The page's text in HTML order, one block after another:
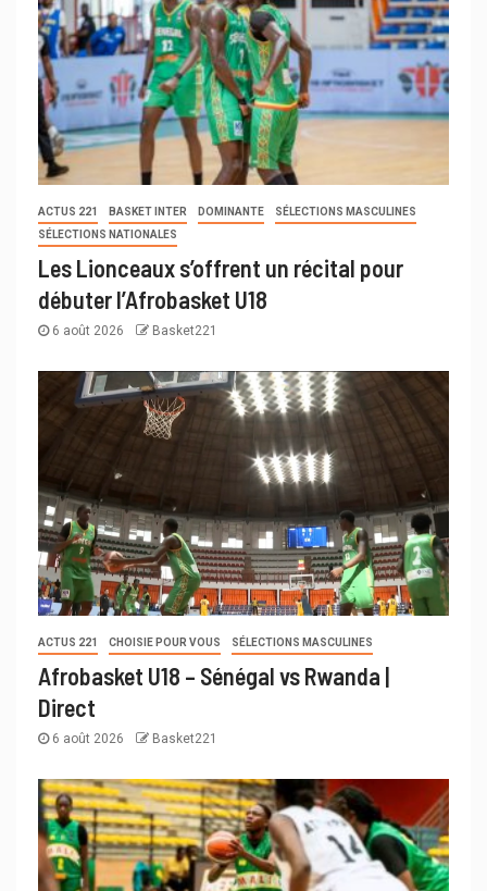
ACTUS 221 BASKET INTER DOMINANTE
SÉLECTIONS MASCULINES
SÉLECTIONS NATIONALES
Les Lionceaux s’offrent un récital pour
débuter l’Afrobasket U18
6 août 2026 Basket221
ACTUS 221 CHOISIE POUR VOUS SÉLECTIONS MASCULINES
Afrobasket U18 – Sénégal vs Rwanda |
Direct
6 août 2026 Basket221